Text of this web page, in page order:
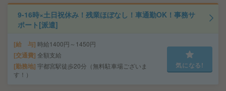
9-16時×土日祝休み！残業ほぼなし！車通勤OK！事務サ
ポート[派遣]
給 与 時給1400円～1450円
交通費 全額支給
勤務地 宇都宮駅徒歩20分（無料駐車場ございま
す！）
気になる!